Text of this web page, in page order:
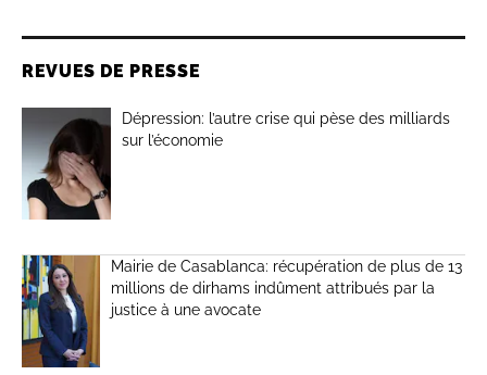
REVUES DE PRESSE
Dépression: l’autre crise qui pèse des milliards
sur l’économie
Mairie de Casablanca: récupération de plus de 13
millions de dirhams indûment attribués par la
justice à une avocate